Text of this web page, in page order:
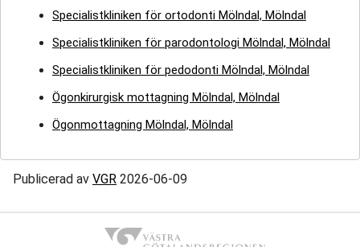
Specialistkliniken för ortodonti Mölndal, Mölndal
Specialistkliniken för parodontologi Mölndal, Mölndal
Specialistkliniken för pedodonti Mölndal, Mölndal
Ögonkirurgisk mottagning Mölndal, Mölndal
Ögonmottagning Mölndal, Mölndal
Publicerad av VGR 2026-06-09